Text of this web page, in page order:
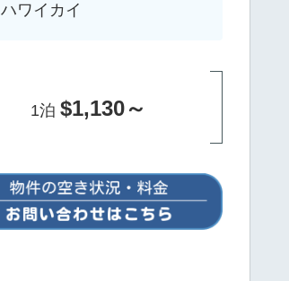
ハワイカイ
1泊 $1,130～